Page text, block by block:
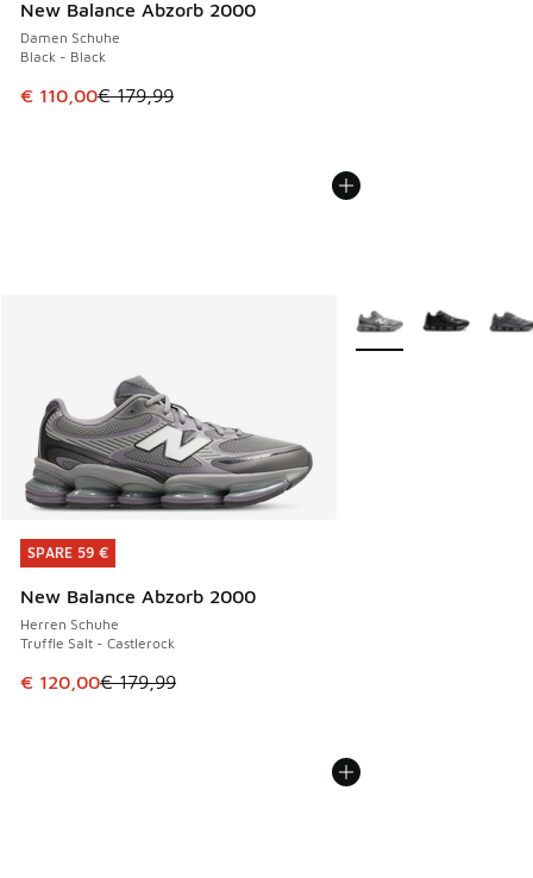
New Balance Abzorb 2000
Damen Schuhe
Black - Black
Dieser Artikel ist im Sale. Der Preis ist von € 179,99 auf €
€ 110,00€ 179,99
SPARE 59 €
New Balance Abzorb 2000
Herren Schuhe
Truffle Salt - Castlerock
Dieser Artikel ist im Sale. Der Preis ist von € 179,99 auf €
€ 120,00€ 179,99
SPARE 59 €
Weitere Farben